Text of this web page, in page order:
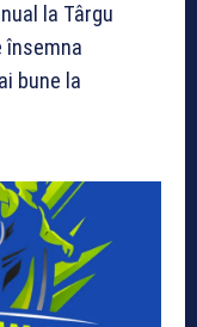
la Târgu
însemna
bune la